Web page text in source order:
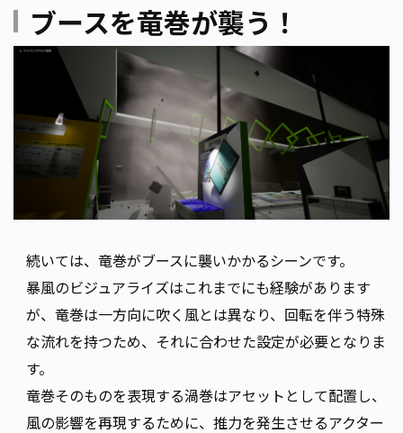
ブースを竜巻が襲う！
続いては、竜巻がブースに襲いかかるシーンです。
暴風のビジュアライズはこれまでにも経験があります
が、竜巻は一方向に吹く風とは異なり、回転を伴う特殊
な流れを持つため、それに合わせた設定が必要となりま
す。
竜巻そのものを表現する渦巻はアセットとして配置し、
風の影響を再現するために、推力を発生させるアクター